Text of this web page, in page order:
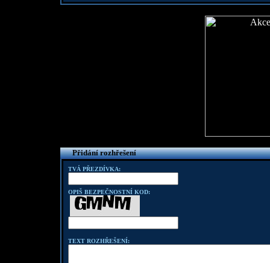
Přidání rozhřešení
TVÁ PŘEZDÍVKA:
OPIŠ BEZPEČNOSTNÍ KOD:
TEXT ROZHŘEŠENÍ: